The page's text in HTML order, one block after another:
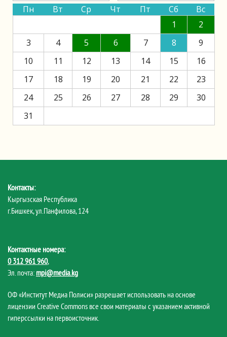
Пн Вт Ср Чт Пт Сб
Вс
1
2
3
4 5 6 7 8
9
10
11 12 13 14 15
16
17
18 19 20 21 22
23
24
25 26 27 28 29
30
31
Контакты:
Кыргызская Республика
г.Бишкек, ул.Панфилова, 124
Контактные номера:
0 312 961 960,
Эл. почта: mpi@media.kg
ОФ «Институт Медиа Полиси» разрешает использовать на основе
лицензии Creative Commons все свои материалы с указанием активной
гиперссылки на первоисточник.